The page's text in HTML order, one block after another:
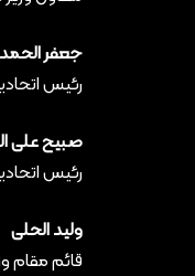
جعفر
رئیس
صبیح علی
رئیس
ولید الحلی
قائم مقام